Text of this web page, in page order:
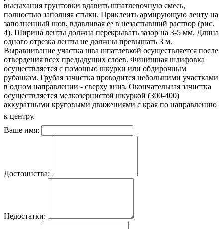
высыхания грунтовки вдавить шпатлевочную смесь,
полностью заполняя стыки. Приклеить армирующую ленту на
заполненный шов, вдавливая ее в незастывший раствор (рис.
4). Ширина ленты должна перекрывать зазор на 3-5 мм. Длина
одного отрезка ленты не должны превышать 3 м.
Выравнивание участка шва шпатлевкой осуществляется после
отвердения всех предыдущих слоев. Финишная шлифовка
осуществляется с помощью шкурки или обдирочным
рубанком. Грубая зачистка проводится небольшими участками
в одном направлении - сверху вниз. Окончательная зачистка
осуществляется мелкозернистой шкуркой (300-400)
аккуратными круговыми движениями с края по направлению
к центру.
Ваше имя:
Достоинства:
Недостатки: